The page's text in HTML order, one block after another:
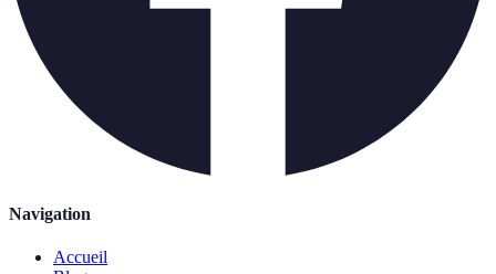
Navigation
Accueil